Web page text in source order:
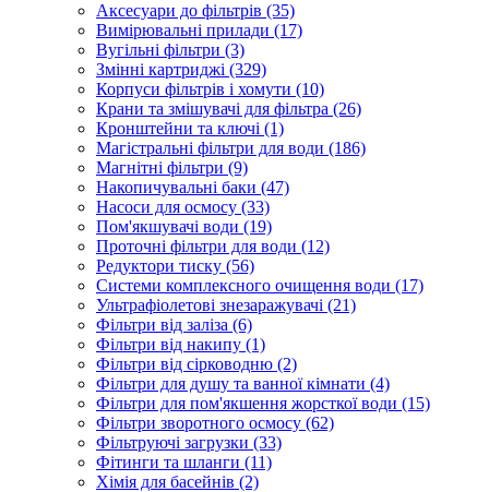
Аксесуари до фільтрів (35)
Вимірювальні прилади (17)
Вугільні фільтри (3)
Змінні картриджі (329)
Корпуси фільтрів і хомути (10)
Крани та змішувачі для фільтра (26)
Кронштейни та ключі (1)
Магістральні фільтри для води (186)
Магнітні фільтри (9)
Накопичувальні баки (47)
Насоси для осмосу (33)
Пом'якшувачі води (19)
Проточні фільтри для води (12)
Редуктори тиску (56)
Системи комплексного очищення води (17)
Ультрафіолетові знезаражувачі (21)
Фільтри від заліза (6)
Фільтри від накипу (1)
Фільтри від сірководню (2)
Фільтри для душу та ванної кімнати (4)
Фільтри для пом'якшення жорсткої води (15)
Фільтри зворотного осмосу (62)
Фільтруючі загрузки (33)
Фітинги та шланги (11)
Хімія для басейнів (2)